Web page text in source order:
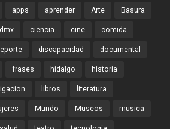
apps aprender Arte Basura
ciencia cine comida
discapacidad documental
frases hidalgo historia
libros literatura
Mundo Museos musica